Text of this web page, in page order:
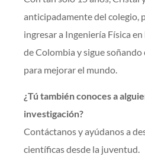
anticipadamente del colegio,
ingresar a Ingeniería Física
de Colombia y sigue soñando
para mejorar el mundo.
¿Tú también conoces a
investigación?
Contáctanos y ayúdanos a
científicas desde la juventud.